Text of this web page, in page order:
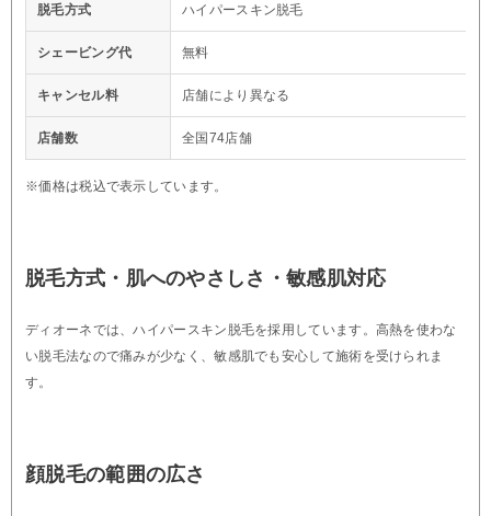
脱毛方式 ハイパースキン脱毛
シェービング代 無料
キャンセル料 店舗により異なる
店舗数 全国74店舗
※価格は税込で表示しています。
脱毛方式・肌へのやさしさ・敏感肌対応
ディオーネでは、ハイパースキン脱毛を採用しています。高熱を使わな
い脱毛法なので痛みが少なく、敏感肌でも安心して施術を受けられま
す。
顔脱毛の範囲の広さ